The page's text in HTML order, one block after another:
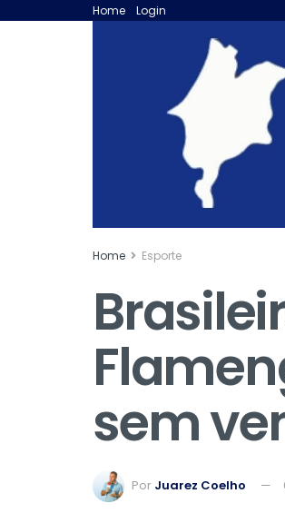
Home Login
Home Esporte
sem
Por Juarez Coelho